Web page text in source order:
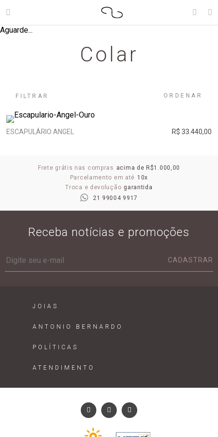
Aguarde...
Colar
FILTRAR ORDENAR
ESCAPULÁRIO ANGEL R$ 33.440,00
Frete grátis nas compras acima de R$1.000,00
Parcelamento em até 10x
Troca e devolução garantida
21 99004 9917
Receba notícias e promoções
CADASTRAR
JOIAS
ANTONIO BERNARDO
POLÍTICAS
ATENDIMENTO